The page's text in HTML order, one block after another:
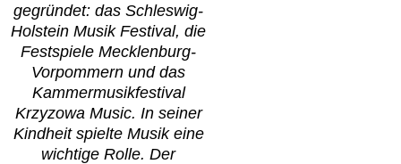
gegründet: das Schleswig-
Holstein Musik Festival, die
Festspiele Mecklenburg-
Vorpommern und das
Kammermusikfestival
Krzyzowa Music. In seiner
Kindheit spielte Musik eine
wichtige Rolle. Der